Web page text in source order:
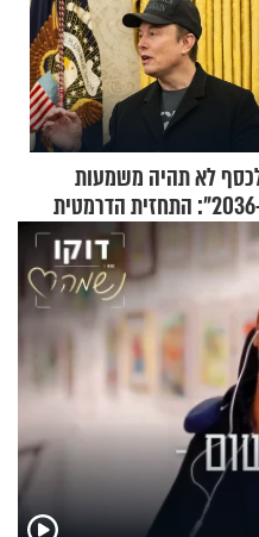
לא תהיה משמעות
ב-2036": התחזית הדרמטית
אילון מאסק על עתיד